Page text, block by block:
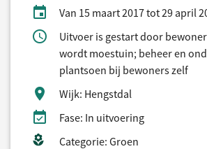
Van 15 maart 2017 tot 29 april
Uitvoer is gestart door
wordt moestuin; beheer en
plantsoen bij bewoners zelf
Wijk: Hengstdal
Fase: In uitvoering
Categorie: Groen